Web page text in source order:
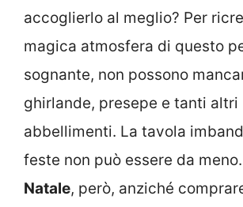
accoglierlo al meglio? Per
magica atmosfera di questo
sognante, non possono
ghirlande, presepe e tanti altri
abbellimenti. La tavola
feste non può essere da
Natale, però, anziché